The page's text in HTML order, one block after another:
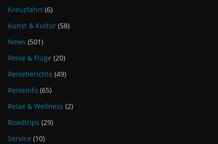
Kreuzfahrt (6)
Kunst & Kultur (58)
News (501)
Reise & Flüge (20)
Reiseberichte (49)
Reiseinfo (65)
Relax & Wellness (2)
Roadtrips (29)
Service (10)